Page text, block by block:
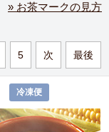
» お茶マークの見方
5 次 最後
冷凍便